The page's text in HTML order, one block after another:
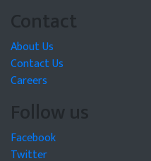
Contact
About Us
Contact Us
Careers
Follow us
Facebook
Twitter